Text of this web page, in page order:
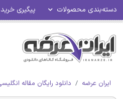
دسته‌بندی محصولات پیگیری خرید
ایران عرضه دانلود رایگان مقاله